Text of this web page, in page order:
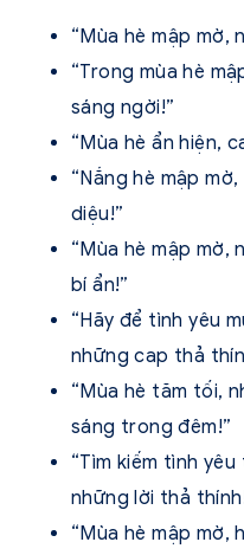
“Mùa hè mập mờ,
“Trong mùa hè
sáng ngời!”
“Mùa hè ẩn hiện,
“Nắng hè mập
diệu!”
“Mùa hè mập
bí ẩn!”
“Hãy để tình yêu
những cap thả
“Mùa hè tăm tối,
sáng trong đêm!”
“Tìm kiếm tình
những lời thả
“Mùa hè mập mờ,